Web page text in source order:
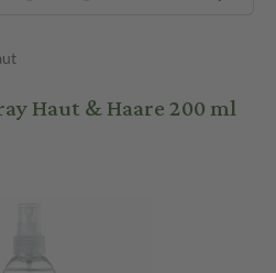
Haut & Haare 200 ml